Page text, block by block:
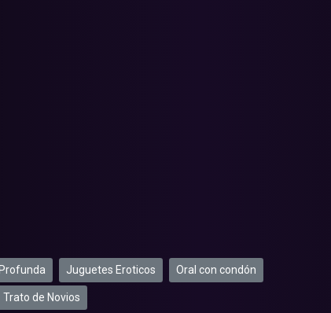
Juguetes Eroticos Oral con condón
Trato de Novios